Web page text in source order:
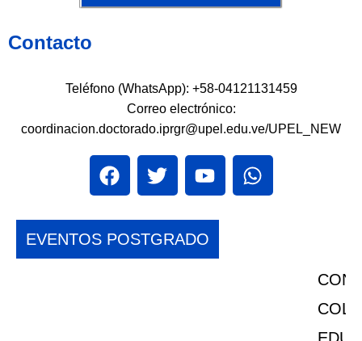
Contacto
Teléfono (WhatsApp): +58-04121131459
Correo electrónico:
coordinacion.doctorado.iprgr@upel.edu.ve/UPEL_NEW
EVENTOS POSTGRADO
CONGRESO BINACIONAL VENEZUELA Y